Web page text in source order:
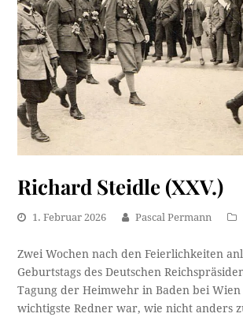
Richard Steidle (XXV.)
1. Februar 2026 Pascal Permann
Zwei Wochen nach den Feierlichkeiten
Geburtstags des Deutschen
Tagung der Heimwehr in Baden bei Wien
wichtigste Redner war, wie nicht anders